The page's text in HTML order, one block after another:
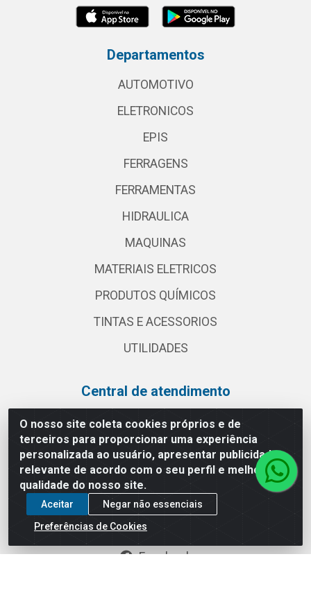
O nosso site coleta cookies próprios e de
terceiros para proporcionar uma experiência
personalizada ao usuário, apresentar publicidade
relevante de acordo com o seu perfil e melhorar a
qualidade do nosso site.
Aceitar
Negar não essenciais
Preferências de Cookies
Departamentos
AUTOMOTIVO
ELETRONICOS
EPIS
FERRAGENS
FERRAMENTAS
HIDRAULICA
MAQUINAS
MATERIAIS ELETRICOS
PRODUTOS QUÍMICOS
TINTAS E ACESSORIOS
UTILIDADES
Central de atendimento
(11) 2030 3000
vendas@globalatacadista.com.br
Horário de atendimento: Segunda a Sexta das
07:30h às 18h.
Redes sociais
Facebook